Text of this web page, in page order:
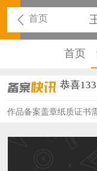
首页
首页
恭喜
恭喜
作品备案盖章纸质证书